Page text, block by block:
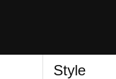
Style